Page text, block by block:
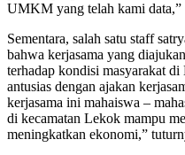
UMKM yang telah kami data,”
Sementara, salah satu staff
bahwa kerjasama yang
terhadap kondisi masyarakat
antusias dengan ajakan
kerjasama ini mahaiswa –
di kecamatan Lekok mampu
meningkatkan ekonomi,”